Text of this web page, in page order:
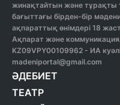
жинақтайтын және тұрақты
бағыттағы бірден-бір
ақпараттық өнімдері 18
Ақпарат және
KZ09VPY00109962 - ИА
madeniportal@gmail.com
ӘДЕБИЕТ
ТЕАТР